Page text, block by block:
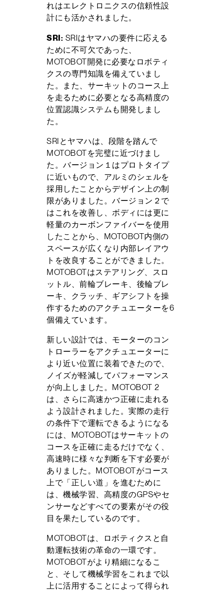
れはエレクトロニクスの信頼性設
計にも活かされました。
SRI: SRIはヤマハの要件に応える
ために不可欠であった、
MOTOBOT開発に必要なロボティ
クスの専門知識を備えていまし
た。また、サーキットのコース上
を走るために必要となる高精度の
位置認識システムも開発しまし
た。
SRIとヤマハは、段階を踏んで
MOTOBOTを完璧に近づけまし
た。バージョン１はプロトタイプ
に近いもので、アルミのシェルを
採用したことからデザイン上の制
限がありました。バージョン２で
はこれを改善し、ボディには更に
軽量のカーボンファイバーを使用
したことから、MOTOBOT内側の
スペースが広くなり内部レイアウ
トを改良することができました。
MOTOBOTはステアリング、スロ
ットル、前輪ブレーキ、後輪ブレ
ーキ、クラッチ、ギアシフトを操
作するためのアクチュエーターを6
個備えています。
新しい設計では、モーターのコン
トローラーをアクチュエーターに
より近い位置に装着できたので、
ノイズが軽減してパフォーマンス
が向上しました。MOTOBOT 2
は、さらに高速かつ正確に走れる
よう設計されました。実際の走行
の条件下で運転できるようになる
には、MOTOBOTはサーキットの
コースを正確に走るだけでなく、
高速時に様々な判断を下す必要が
ありました。MOTOBOTがコース
上で「正しい道」を進むために
は、機械学習、高精度のGPSやセ
ンサーなどすべての要素がその役
目を果たしているのです。
MOTOBOTは、ロボティクスと自
動運転技術の革命の一環です。
MOTOBOTがより精細になるこ
と、そして機械学習をこれまで以
上に活用することによって得られ